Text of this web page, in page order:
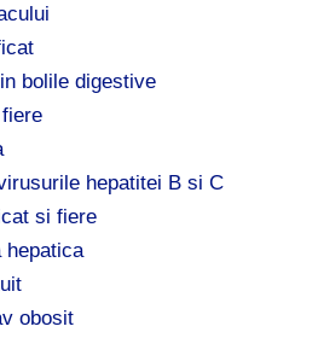
bolile digestive
hepatitei B si C
si fiere
hepatica
obosit